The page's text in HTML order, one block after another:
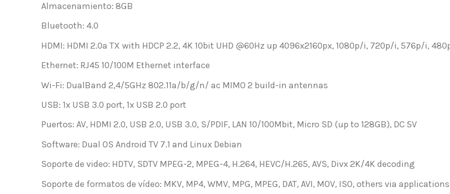
Almacenamiento: 8GB
Bluetooth: 4.0
HDMI: HDMI 2.0a TX with HDCP 2.2, 4K 10bit UHD @60Hz up 4096x2160px, 1080p/i, 720p/i, 576p/i,
Ethernet: RJ45 10/100M Ethernet interface
Wi-Fi: DualBand 2,4/5GHz 802.11a/b/g/n/ ac MIMO 2 build-in antennas
USB: 1x USB 3.0 port, 1x USB 2.0 port
Puertos: AV, HDMI 2.0, USB 2.0, USB 3.0, S/PDIF, LAN 10/100Mbit, Micro SD (up to 128GB), DC 5V
Software: Dual OS Android TV 7.1 and Linux Debian
Soporte de video: HDTV, SDTV MPEG-2, MPEG-4, H.264, HEVC/H.265, AVS, Divx 2K/4K decoding
Soporte de formatos de vídeo: MKV, MP4, WMV, MPG, MPEG, DAT, AVI, MOV, ISO, others via applications